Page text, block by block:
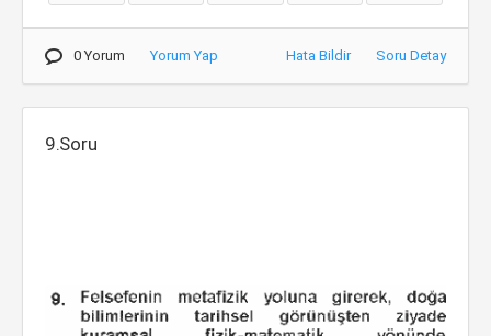
0 Yorum Yorum Yap Hata Bildir Soru Detay
9.Soru